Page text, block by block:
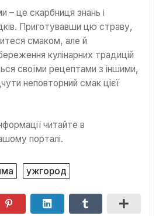
це скарбниця знань і
Приготувавши цю страву,
смаком, але й
кулінарних традицій
своїми рецептами з іншими,
неповторний смак цієї
читайте в
порталі.
ужгород